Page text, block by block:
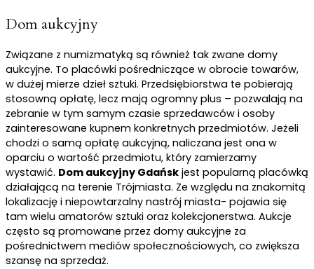
Dom aukcyjny
Związane z numizmatyką są również tak zwane domy
aukcyjne. To placówki pośredniczące w obrocie towarów,
w dużej mierze dzieł sztuki. Przedsiębiorstwa te pobierają
stosowną opłatę, lecz mają ogromny plus – pozwalają na
zebranie w tym samym czasie sprzedawców i osoby
zainteresowane kupnem konkretnych przedmiotów. Jeżeli
chodzi o samą opłatę aukcyjną, naliczana jest ona w
oparciu o wartość przedmiotu, który zamierzamy
wystawić. Dom aukcyjny Gdańsk jest popularną placówką
działającą na terenie Trójmiasta. Ze względu na znakomitą
lokalizację i niepowtarzalny nastrój miasta- pojawia się
tam wielu amatorów sztuki oraz kolekcjonerstwa. Aukcje
często są promowane przez domy aukcyjne za
pośrednictwem mediów społecznościowych, co zwiększa
szansę na sprzedaż.